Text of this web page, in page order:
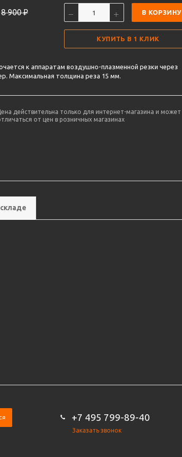
8 900₽ В КОРЗИНУ
КУПИТЬ В 1 КЛИК
к аппаратам воздушно-плазменной резки через
Максимальная толщина реза 15 мм.
действительна только для интернет-магазина и может
от цен в розничных магазинах
+7 495 799-89-40
Заказать звонок